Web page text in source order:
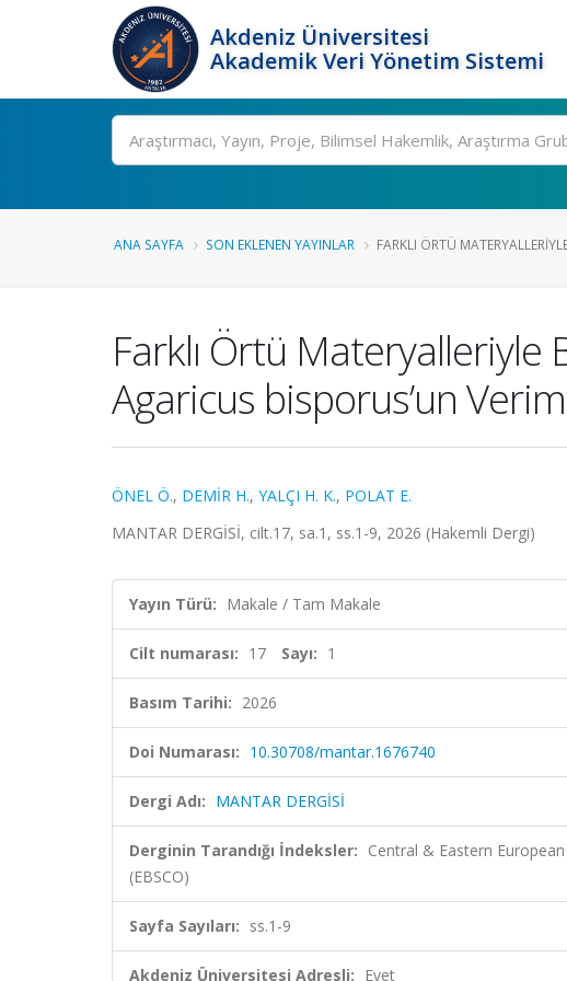
Akdeniz Üniversitesi
Akademik Veri Yönetim Sistemi
Ara
ANA SAYFA SON EKLENEN YAYINLAR FARKLI ÖRTÜ
Farklı Örtü Materyalleriyle
Agaricus bisporus’un
ÖNEL Ö., DEMİR H., YALÇI H. K., POLAT E.
MANTAR DERGİSİ, cilt.17, sa.1, ss.1-9, 2026 (Hakemli Dergi)
Yayın Türü: Makale / Tam Makale
Cilt numarası: 17 Sayı: 1
Basım Tarihi: 2026
Doi Numarası: 10.30708/mantar.1676740
Dergi Adı: MANTAR DERGİSİ
Derginin Tarandığı İndeksler: Central & Eastern
(EBSCO)
Sayfa Sayıları: ss.1-9
Akdeniz Üniversitesi Adresli: Evet